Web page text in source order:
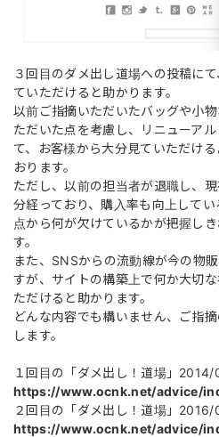
３回目のダメ出し道場への投稿に
ていただけると助かります。
以前ご指摘いただいたバッグや小
ただいた点を考慮し、リニューア
て、お客様から大分見ていただけ
おります。
ただし、以前の担当者が退職し、
分経っており、購入率も向上して
点から何が欠けているかが把握し
す。
また、SNSからの流動線が今の物
すが、サイトの構築上で何か大切
ただけると助かります。
どんな内容でも構いません、ご指
します。
１回目の「ダメ出し！道場」
https://www.ocnk.net/advice/
２回目の「ダメ出し！道場」2016/
https://www.ocnk.net/advice/